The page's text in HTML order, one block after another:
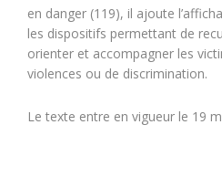
en danger (119), il ajoute
les dispositifs permettant de
orienter et accompagner les
violences ou de discrimination.
Le texte entre en vigueur le 19